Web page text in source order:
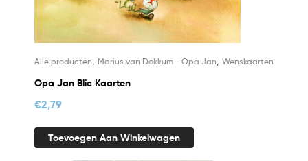
Alle producten, Marius van Dokkum - Opa Jan, Wenskaarten
Opa Jan Blic Kaarten
€2,79
Toevoegen Aan Winkelwagen